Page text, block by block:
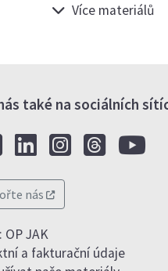
Více materiálů
také na sociálních
nás
OP JAK
a fakturační údaje